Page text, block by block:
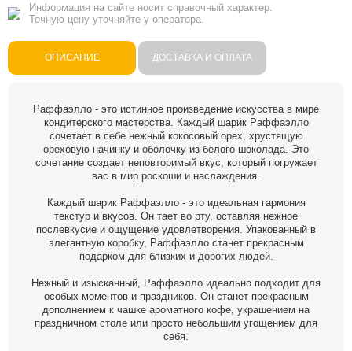
Информация на сайте носит справочный характер.
Точную цену уточняйте у оператора.
ОПИСАНИЕ ДОСТАВКА И ОПЛАТА
Раффаэлло - это истинное произведение искусства в мире
кондитерского мастерства. Каждый шарик Раффаэлло
сочетает в себе нежный кокосовый орех, хрустящую
ореховую начинку и оболочку из белого шоколада. Это
сочетание создает неповторимый вкус, который погружает
вас в мир роскоши и наслаждения.
Каждый шарик Раффаэлло - это идеальная гармония
текстур и вкусов. Он тает во рту, оставляя нежное
послевкусие и ощущение удовлетворения. Упакованный в
элегантную коробку, Раффаэлло станет прекрасным
подарком для близких и дорогих людей.
Нежный и изысканный, Раффаэлло идеально подходит для
особых моментов и праздников. Он станет прекрасным
дополнением к чашке ароматного кофе, украшением на
праздничном столе или просто небольшим угощением для
себя.